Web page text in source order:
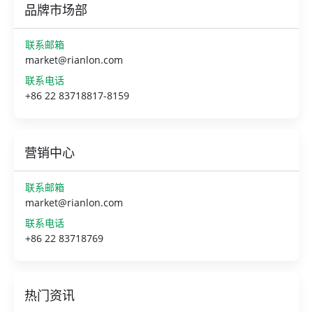
品牌市场部
联系邮箱
market@rianlon.com
联系电话
+86 22 83718817-8159
营销中心
联系邮箱
market@rianlon.com
联系电话
+86 22 83718769
热门资讯